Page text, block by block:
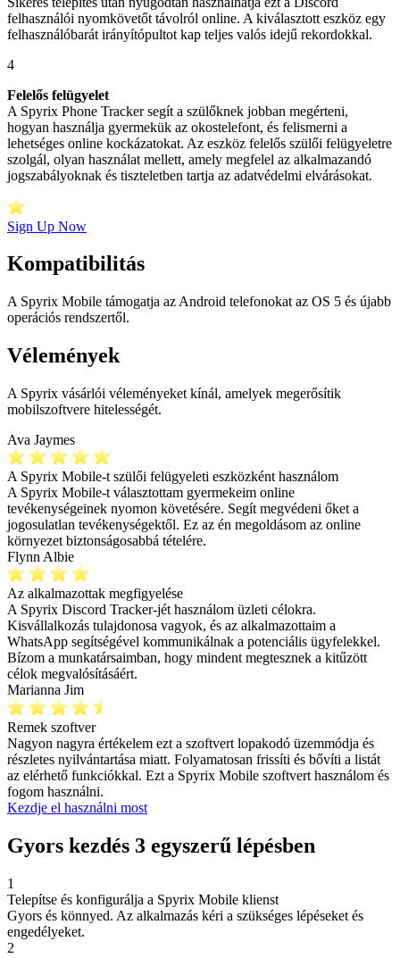
felhasználói nyomkövetőt távolról online. A kiválasztott eszköz egy
felhasználóbarát irányítópultot kap teljes valós idejű rekordokkal.
4
Felelős felügyelet
A Spyrix Phone Tracker segít a szülőknek jobban megérteni,
hogyan használja gyermekük az okostelefont, és felismerni a
lehetséges online kockázatokat. Az eszköz felelős szülői felügyeletre
szolgál, olyan használat mellett, amely megfelel az alkalmazandó
jogszabályoknak és tiszteletben tartja az adatvédelmi elvárásokat.
Sign Up Now
Kompatibilitás
A Spyrix Mobile támogatja az Android telefonokat az OS 5 és újabb
operációs rendszertől.
Vélemények
A Spyrix vásárlói véleményeket kínál, amelyek megerősítik
mobilszoftvere hitelességét.
Ava Jaymes
A Spyrix Mobile-t szülői felügyeleti eszközként használom
A Spyrix Mobile-t választottam gyermekeim online
tevékenységeinek nyomon követésére. Segít megvédeni őket a
jogosulatlan tevékenységektől. Ez az én megoldásom az online
környezet biztonságosabbá tételére.
Flynn Albie
Az alkalmazottak megfigyelése
A Spyrix Discord Tracker-jét használom üzleti célokra.
Kisvállalkozás tulajdonosa vagyok, és az alkalmazottaim a
WhatsApp segítségével kommunikálnak a potenciális ügyfelekkel.
Bízom a munkatársaimban, hogy mindent megtesznek a kitűzött
célok megvalósításáért.
Marianna Jim
Remek szoftver
Nagyon nagyra értékelem ezt a szoftvert lopakodó üzemmódja és
részletes nyilvántartása miatt. Folyamatosan frissíti és bővíti a listát
az elérhető funkciókkal. Ezt a Spyrix Mobile szoftvert használom és
fogom használni.
Kezdje el használni most
Gyors kezdés 3 egyszerű lépésben
1
Telepítse és konfigurálja a Spyrix Mobile klienst
Gyors és könnyed. Az alkalmazás kéri a szükséges lépéseket és
engedélyeket.
2